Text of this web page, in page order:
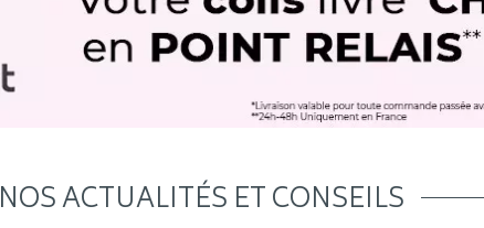
NOS ACTUALITÉS ET CONSEILS